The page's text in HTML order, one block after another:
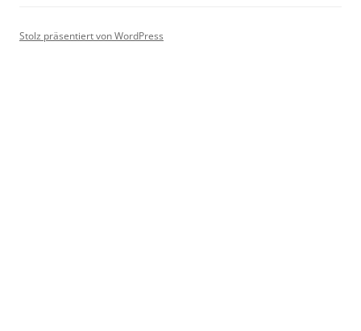
Stolz präsentiert von WordPress